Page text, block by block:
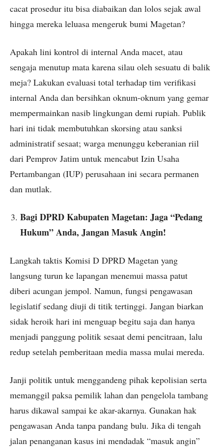
cacat prosedur itu bisa diabaikan dan lolos sejak awal
hingga mereka leluasa mengeruk bumi Magetan?
Apakah lini kontrol di internal Anda macet, atau
sengaja menutup mata karena silau oleh sesuatu di balik
meja? Lakukan evaluasi total terhadap tim verifikasi
internal Anda dan bersihkan oknum-oknum yang gemar
mempermainkan nasib lingkungan demi rupiah. Publik
hari ini tidak membutuhkan skorsing atau sanksi
administratif sesaat; warga menunggu keberanian riil
dari Pemprov Jatim untuk mencabut Izin Usaha
Pertambangan (IUP) perusahaan ini secara permanen
dan mutlak.
Bagi DPRD Kabupaten Magetan: Jaga “Pedang
Hukum” Anda, Jangan Masuk Angin!
Langkah taktis Komisi D DPRD Magetan yang
langsung turun ke lapangan menemui massa patut
diberi acungan jempol. Namun, fungsi pengawasan
legislatif sedang diuji di titik tertinggi. Jangan biarkan
sidak heroik hari ini menguap begitu saja dan hanya
menjadi panggung politik sesaat demi pencitraan, lalu
redup setelah pemberitaan media massa mulai mereda.
Janji politik untuk menggandeng pihak kepolisian serta
memanggil paksa pemilik lahan dan pengelola tambang
harus dikawal sampai ke akar-akarnya. Gunakan hak
pengawasan Anda tanpa pandang bulu. Jika di tengah
jalan penanganan kasus ini mendadak “masuk angin”